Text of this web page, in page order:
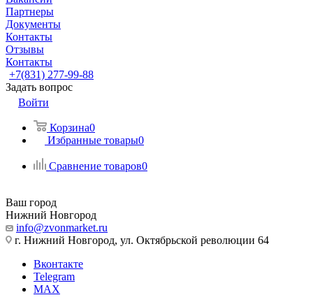
Партнеры
Документы
Контакты
Отзывы
Контакты
+7(831) 277-99-88
Задать вопрос
Войти
Корзина0
Избранные товары0
Сравнение товаров0
Ваш город
Нижний Новгород
info@zvonmarket.ru
г. Нижний Новгород, ул. Октябрьской революции 64
Вконтакте
Telegram
MAX